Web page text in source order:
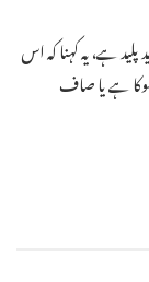
ہے، یہ کہنا کہ اس
ہے یا صاف